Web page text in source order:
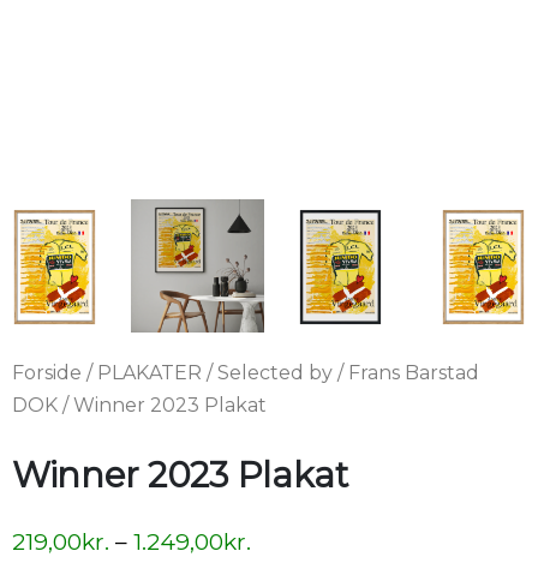
Forside / PLAKATER /Selected by / Frans Barstad
DOK / Winner 2023 Plakat
Winner 2023 Plakat
219,00kr. – 1.249,00kr.